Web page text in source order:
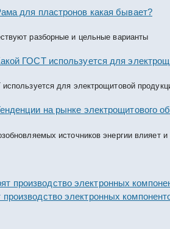
для пластронов какая бывает?
разборные и цельные варианты
ГОСТ используется для
для электрощитовой
на рынке электрощитового
источников энергии влияет
производство электронных